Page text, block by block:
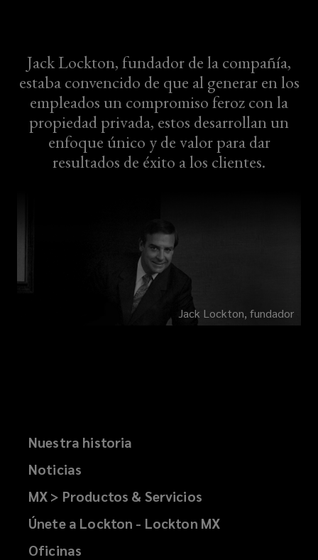
Jack Lockton, fundador de la compañía,
estaba convencido de que al generar en los
empleados un compromiso feroz con la
propiedad privada, estos desarrollan un
enfoque único y de valor para dar
resultados de éxito a los clientes.
Jack Lockton, fundador
Nuestra historia
Noticias
MX > Productos & Servicios
Únete a Lockton - Lockton MX
Oficinas